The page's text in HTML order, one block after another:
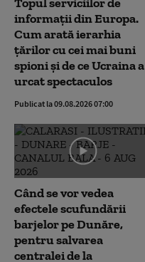
informații din Europa.
Cum arată ierarhia
țărilor cu cei mai buni
spioni și de ce Ucraina a
urcat spectaculos
Publicat la 09.08.2026 07:00
Când se vor vedea
efectele scufundării
barjelor pe Dunăre,
pentru salvarea
centralei de la